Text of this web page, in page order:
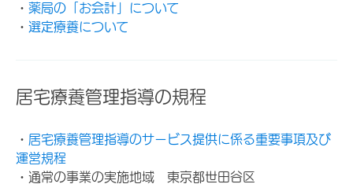
・ 薬局の「お会計」について
・ 選定療養について
居宅療養管理指導の規程
・ 居宅療養管理指導のサービス提供に係る重要事項及び
運営規程
・通常の事業の実施地域 東京都世田谷区